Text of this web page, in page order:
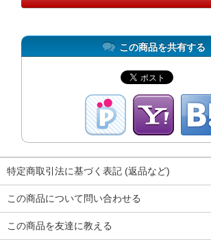
この商品を共有する
特定商取引法に基づく表記 (返品など)
この商品について問い合わせる
この商品を友達に教える